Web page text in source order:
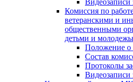
Видеозаписи
Комиссия по
ветеранскими и
общественными
детьми и
Положение о
Состав
Протоколы
Видеозаписи